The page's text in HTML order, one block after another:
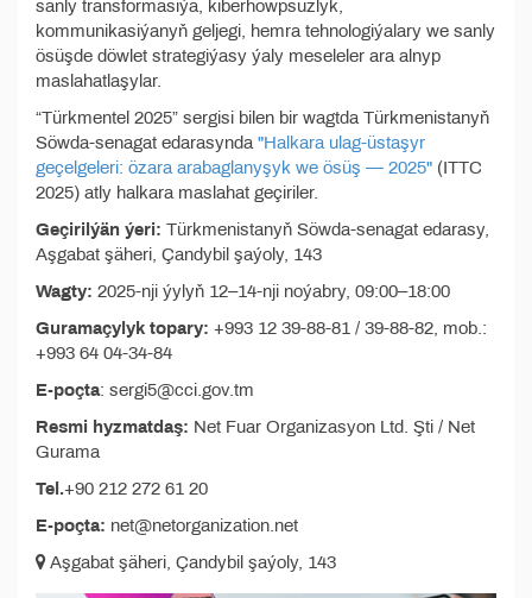
sanly transformasiýa, kiberhowpsuzlyk,
kommunikasiýanyň geljegi, hemra tehnologiýalary we sanly
ösüşde döwlet strategiýasy ýaly meseleler ara alnyp
maslahatlaşylar.
“Türkmentel 2025” sergisi bilen bir wagtda Türkmenistanyň
Söwda-senagat edarasynda "Halkara ulag-üstaşyr
geçelgeleri: özara arabaglanyşyk we ösüş — 2025" (ITTC
2025) atly halkara maslahat geçiriler.
Geçirilýän ýeri: Türkmenistanyň Söwda-senagat edarasy,
Aşgabat şäheri, Çandybil şaýoly, 143
Wagty: 2025-nji ýylyň 12–14-nji noýabry, 09:00–18:00
Guramaçylyk topary: +993 12 39-88-81 / 39-88-82, mob.:
+993 64 04-34-84
E-poçta: sergi5@cci.gov.tm
Resmi hyzmatdaş: Net Fuar Organizasyon Ltd. Şti / Net
Gurama
Tel.+90 212 272 61 20
E-poçta: net@netorganization.net
Aşgabat şäheri, Çandybil şaýoly, 143